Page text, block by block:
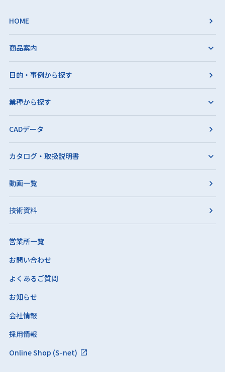
HOME
商品案内
目的・事例から探す
業種から探す
CADデータ
カタログ・取扱説明書
動画一覧
技術資料
営業所一覧
お問い合わせ
よくあるご質問
お知らせ
会社情報
採用情報
Online Shop (S-net)